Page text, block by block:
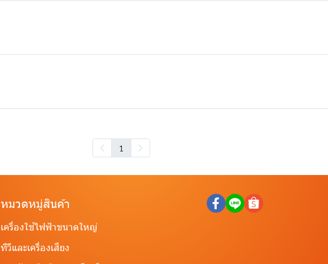
1
หมวดหมู่สินค้า
เครื่องใช้ไฟฟ้าขนาดใหญ่
ทีวีและเครื่องเสียง